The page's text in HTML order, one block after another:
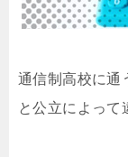
通信制高校に通
と公立によって